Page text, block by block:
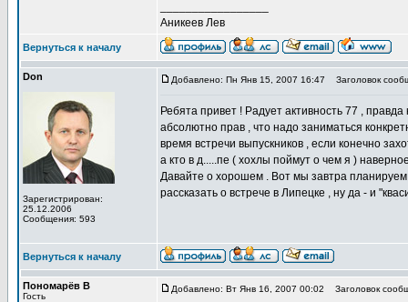
Аникеев Лев
Вернуться к началу
Don
Зарегистрирован:
25.12.2006
Сообщения: 593
Добавлено: Пн Янв 15, 2007 16:47 Заголовок
Ребята привет ! Радует активность 77 ,
абсолютно прав , что надо заниматься
время встречи выпускников , если конечно
а кто в д.....пе ( хохлы поймут о чем я )
Давайте о хорошем . Вот мы завтра
рассказать о встрече в Липецке , ну да - и
Вернуться к началу
Пономарёв В
Гость
Добавлено: Вт Янв 16, 2007 00:02 Заголовок